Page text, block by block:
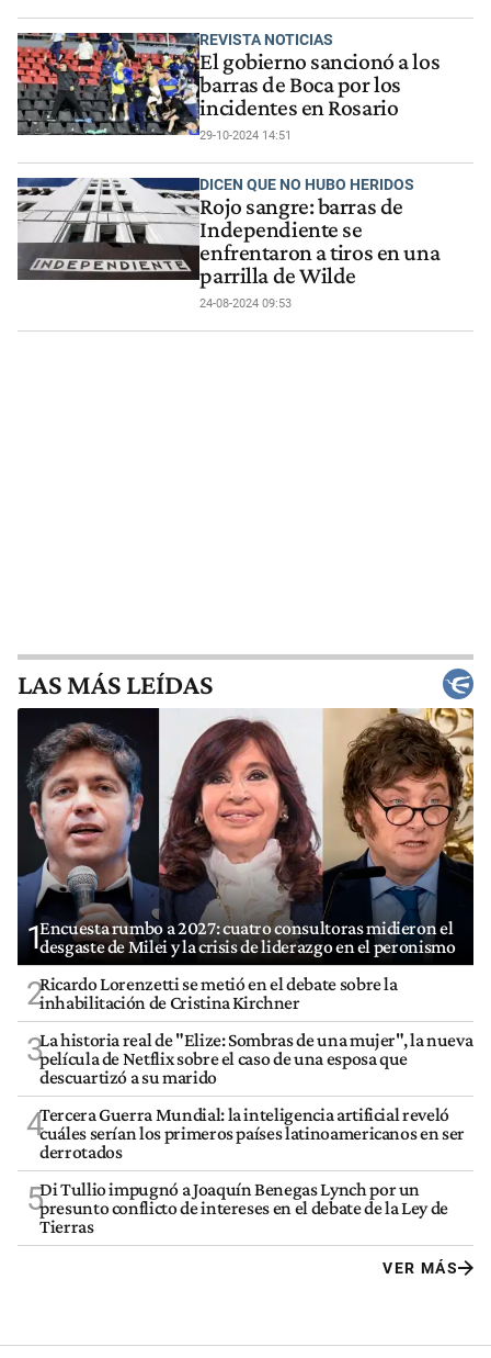
REVISTA NOTICIAS
El gobierno sancionó a los
barras de Boca por los
incidentes en Rosario
29-10-2024 14:51
DICEN QUE NO HUBO HERIDOS
Rojo sangre: barras de
Independiente se
enfrentaron a tiros en una
parrilla de Wilde
24-08-2024 09:53
LAS MÁS LEÍDAS
1Encuesta rumbo a 2027: cuatro consultoras midieron el
desgaste de Milei y la crisis de liderazgo en el peronismo
2Ricardo Lorenzetti se metió en el debate sobre la
inhabilitación de Cristina Kirchner
3La historia real de "Elize: Sombras de una mujer", la nueva
película de Netflix sobre el caso de una esposa que
descuartizó a su marido
4Tercera Guerra Mundial: la inteligencia artificial reveló
cuáles serían los primeros países latinoamericanos en ser
derrotados
5Di Tullio impugnó a Joaquín Benegas Lynch por un
presunto conflicto de intereses en el debate de la Ley de
Tierras
VER MÁS